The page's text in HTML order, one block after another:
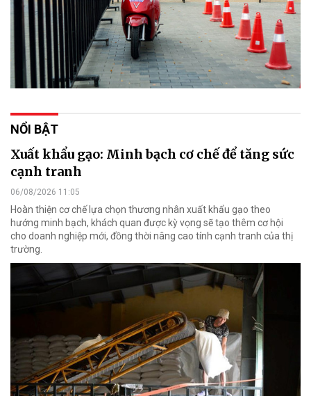
NỔI BẬT
Xuất khẩu gạo: Minh bạch cơ chế để tăng sức
cạnh tranh
06/08/2026 11:05
Hoàn thiện cơ chế lựa chọn thương nhân xuất khẩu gạo theo
hướng minh bạch, khách quan được kỳ vọng sẽ tạo thêm cơ hội
cho doanh nghiệp mới, đồng thời nâng cao tính cạnh tranh của thị
trường.